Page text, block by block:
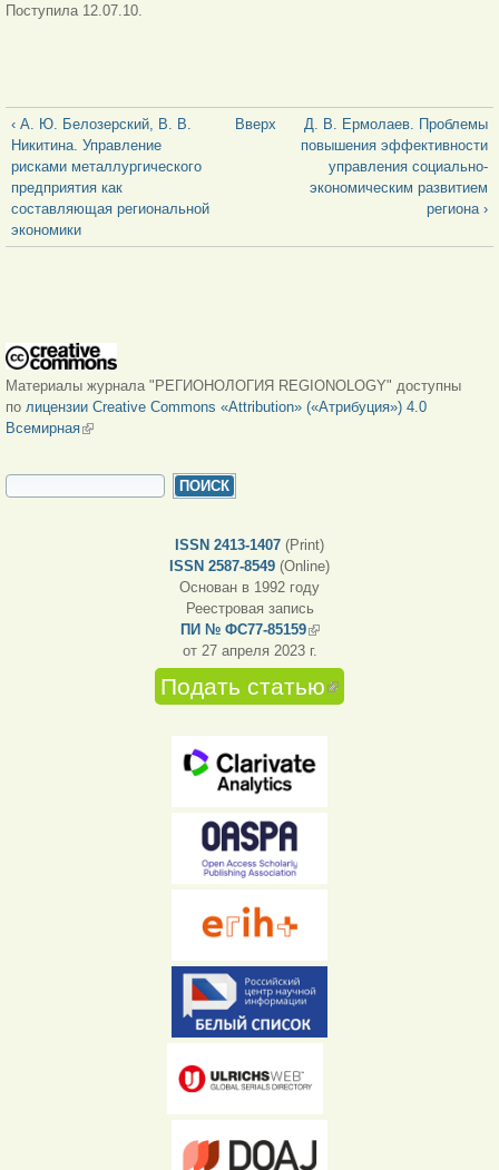
Поступила 12.07.10.
‹ А. Ю. Белозерский, В. В.
Никитина. Управление
рисками металлургического
предприятия как
составляющая региональной
экономики
Вверх
Д. В. Ермолаев. Проблемы
повышения эффективности
управления социально-
экономическим развитием
региона ›
Материалы журнала "РЕГИОНОЛОГИЯ REGIONOLOGY" доступны
по лицензии Creative Commons «Attribution» («Атрибуция») 4.0
Всемирная(внешняя ссылка)
ФОРМА ПОИСКА
ISSN 2413-1407 (Print)
ISSN 2587-8549 (Online)
Основан в 1992 году
Реестровая запись
ПИ № ФС77-85159(внешняя ссылка)
от 27 апреля 2023 г.
Подать статью